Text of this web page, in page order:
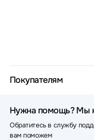
Покупателям
Нужна помощь? Мы
Обратитесь в службу
вам поможем